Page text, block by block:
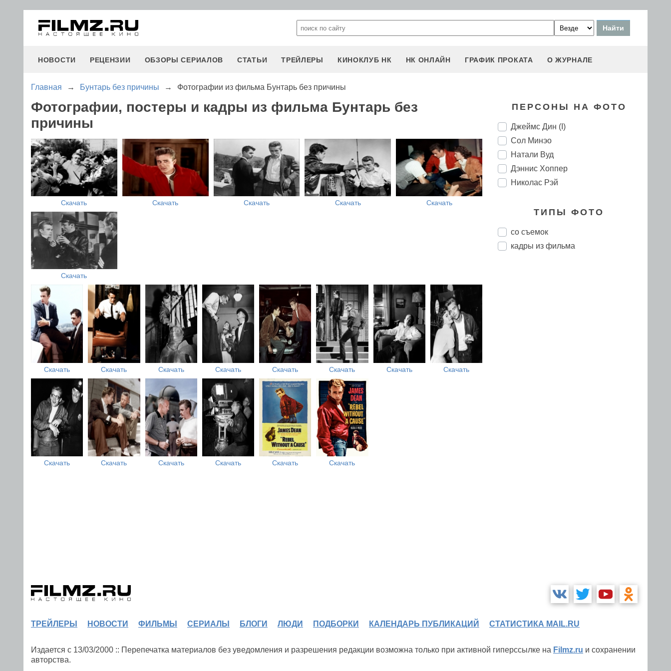
НОВОСТИ РЕЦЕНЗИИ ОБЗОРЫ СЕРИАЛОВ СТАТЬИ ТРЕЙЛЕРЫ КИНОКЛУБ НК НК ОНЛАЙН ГРАФИК ПРОКАТА О ЖУРНАЛЕ
Главная → Бунтарь без причины → Фотографии из фильма Бунтарь без причины
Фотографии, постеры и кадры из фильма Бунтарь без
причины
Скачать Скачать Скачать Скачать Скачать
Скачать
Скачать Скачать Скачать Скачать Скачать Скачать Скачать Скачать
Скачать Скачать Скачать Скачать Скачать Скачать
ПЕРСОНЫ НА ФОТО
Джеймс Дин (I)
Сол Минэо
Натали Вуд
Дэннис Хоппер
Николас Рэй
ТИПЫ ФОТО
со съемок
кадры из фильма
ТРЕЙЛЕРЫ НОВОСТИ ФИЛЬМЫ СЕРИАЛЫ БЛОГИ ЛЮДИ ПОДБОРКИ КАЛЕНДАРЬ ПУБЛИКАЦИЙ СТАТИСТИКА MAIL.RU
Издается с 13/03/2000 :: Перепечатка материалов без уведомления и разрешения редакции возможна только при активной гиперссылке на Filmz.ru и сохранении
авторства.